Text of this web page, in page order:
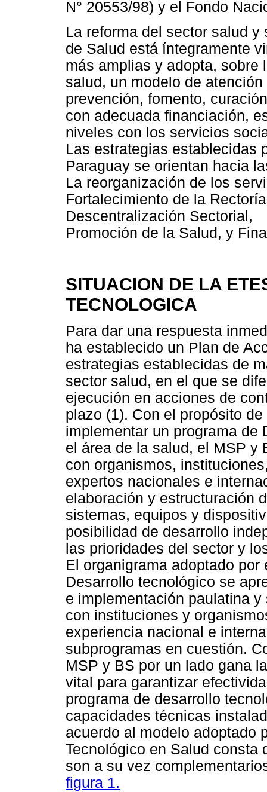
N° 20553/98) y el Fondo
La reforma del sector salud
de Salud está íntegramente
más amplias y adopta, sobre
salud, un modelo de
prevención, fomento,
con adecuada financiación,
niveles con los servicios
Las estrategias establecidas
Paraguay se orientan hacia
La reorganización de los
Fortalecimiento de la
Descentralización Sectorial,
Promoción de la Salud, y
SITUACION DE LA
TECNOLOGICA
Para dar una respuesta
ha establecido un Plan de
estrategias establecidas de
sector salud, en el que se
ejecución en acciones de
plazo (1). Con el propósito
implementar un programa de
el área de la salud, el MSP y
con organismos,
expertos nacionales e
elaboración y estructuración
sistemas, equipos y
posibilidad de desarrollo
las prioridades del sector y
El organigrama adoptado
Desarrollo tecnológico se
e implementación paulatina
con instituciones y
experiencia nacional e
subprogramas en cuestión.
MSP y BS por un lado gana
vital para garantizar
programa de desarrollo
capacidades técnicas
acuerdo al modelo adoptado
Tecnológico en Salud consta
son a su vez
figura 1.